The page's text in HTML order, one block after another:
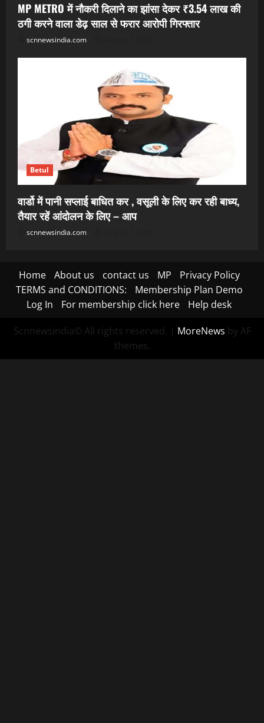
MP METRO में नौकरी दिलाने का झांसा देकर ₹3.54 लाख की
ठगी करने वाला डेढ़ साल से फरार आरोपी गिरफ्तार
scnnewsindia.com
Betul
वार्डो में पानी सप्लाई बाधित कर , वसूली के लिए कर रही बाध्य,
तैयार रहें आंदोलन के लिए – आप
scnnewsindia.com
Home About us contact us MP
Privacy Policy
TERMS and CONDITIONS:
Membership Plan Demo
Log In
For membership click here Help desk
Scnnewsindia© All rights reserved. | MoreNews by AF
themes.